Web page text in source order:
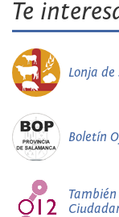
Te
Lonja
Boletín